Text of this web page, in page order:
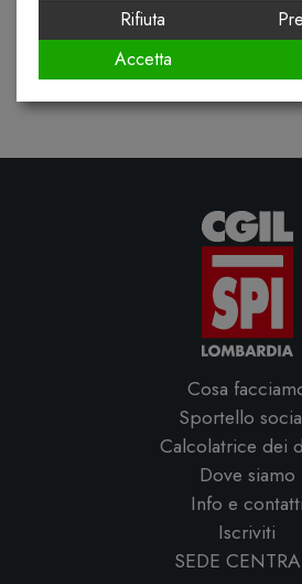
Cosa
Sportello
Calcolatrice dei
Dove siamo
Info e contatti
Iscriviti
SEDE
Rifiuta
Accetta